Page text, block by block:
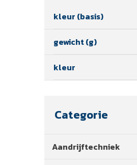
kleur (basis)
gewicht (g)
kleur
Categorie
Aandrijftechniek